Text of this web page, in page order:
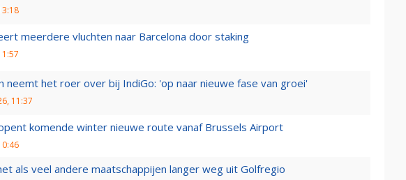
meerdere vluchten naar Barcelona door staking
neemt het roer over bij IndiGo: 'op naar nieuwe fase van groei'
11:37
komende winter nieuwe route vanaf Brussels Airport
als veel andere maatschappijen langer weg uit Golfregio